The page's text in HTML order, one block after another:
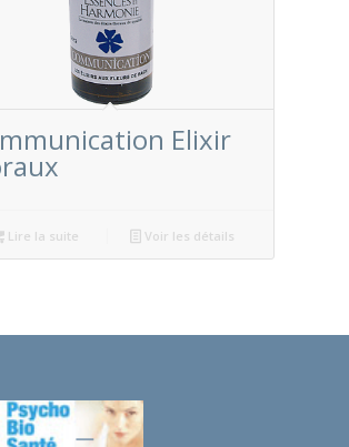
Elixir
Lire la suite Voir les détails